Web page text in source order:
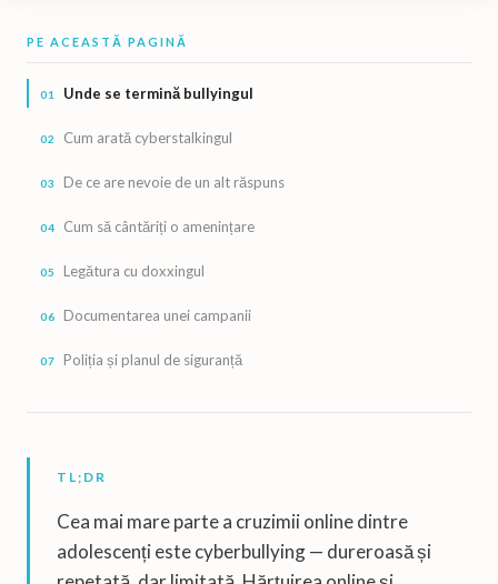
PE ACEASTĂ PAGINĂ
Unde se termină bullyingul
Cum arată cyberstalkingul
De ce are nevoie de un alt răspuns
Cum să cântăriți o amenințare
Legătura cu doxxingul
Documentarea unei campanii
Poliția și planul de siguranță
TL;DR
Cea mai mare parte a cruzimii online dintre
adolescenți este cyberbullying — dureroasă și